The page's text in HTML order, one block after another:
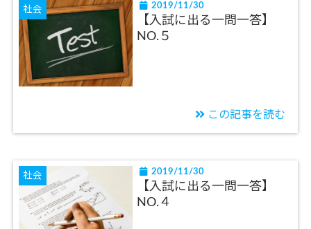
社会 2019/11/30
【入試に出る一問一答】
NO.５
この記事を読む
社会 2019/11/30
【入試に出る一問一答】
NO.４